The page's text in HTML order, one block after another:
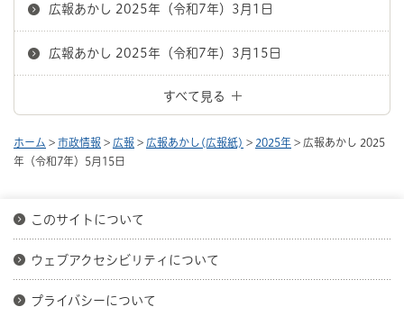
広報あかし 2025年（令和7年）3月1日
広報あかし 2025年（令和7年）3月15日
すべて見る
ホーム > 市政情報 > 広報 > 広報あかし(広報紙) > 2025年 > 広報あかし 2025
年（令和7年）5月15日
このサイトについて
ウェブアクセシビリティについて
プライバシーについて